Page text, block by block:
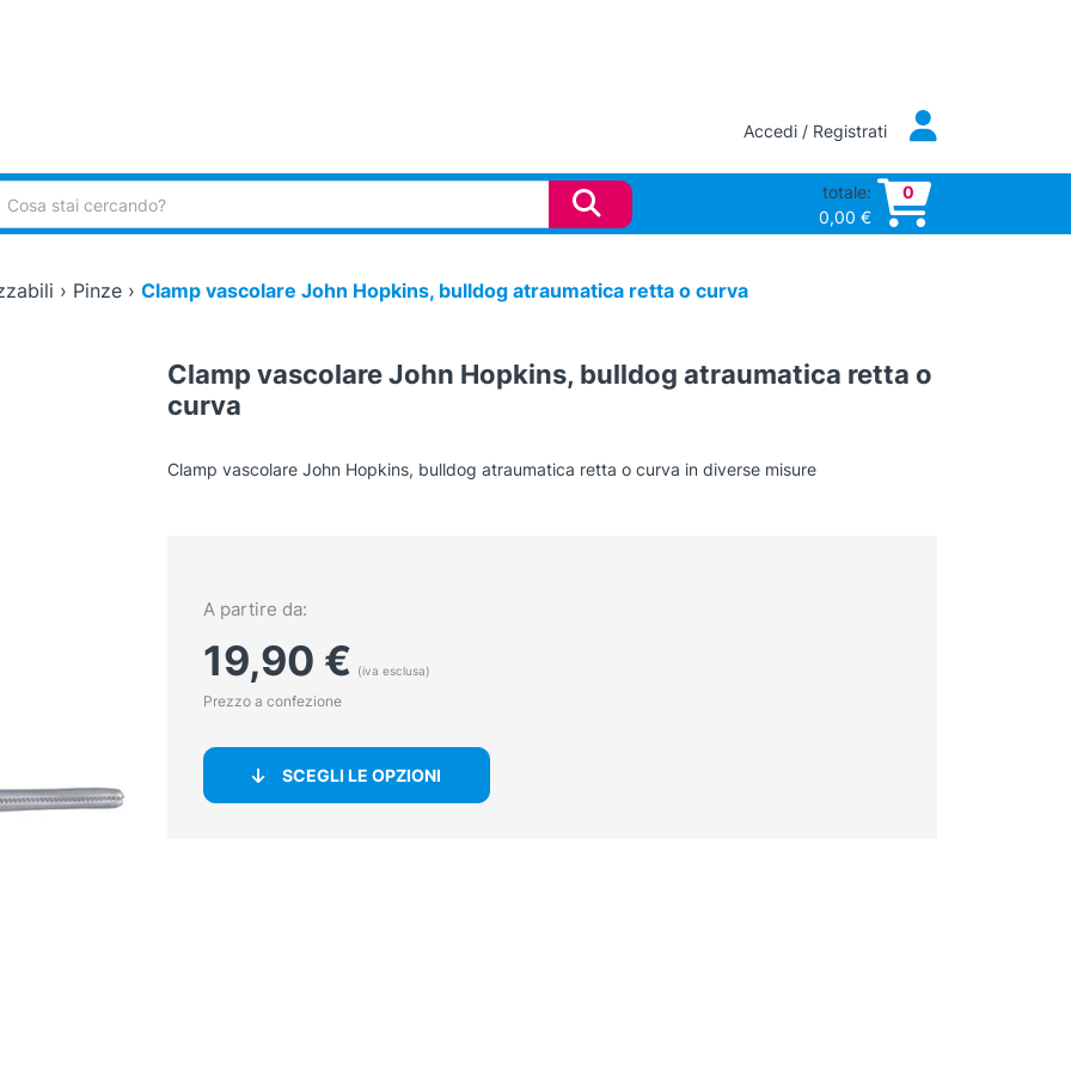
Accedi / Registrati
totale:
0,00 €
0
› Pinze› Clamp vascolare John Hopkins, bulldog atraumatica retta o curva
Clamp vascolare John Hopkins, bulldog atraumatica retta o
curva
Clamp vascolare John Hopkins, bulldog atraumatica retta o curva in diverse misure
A partire da:
19,90 € (iva esclusa)
Prezzo a confezione
SCEGLI LE OPZIONI